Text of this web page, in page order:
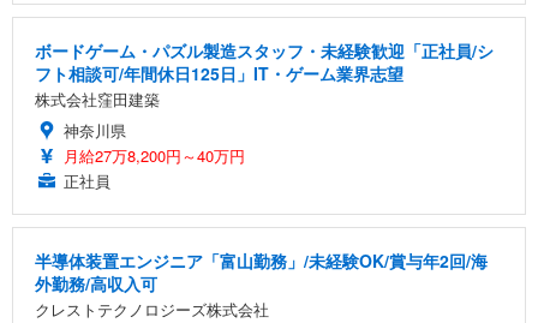
ボードゲーム・パズル製造スタッフ・未経験歓迎「正社員/シ
フト相談可/年間休日125日」IT・ゲーム業界志望
株式会社窪田建築
神奈川県
月給27万8,200円～40万円
正社員
半導体装置エンジニア「富山勤務」/未経験OK/賞与年2回/海
外勤務/高収入可
クレストテクノロジーズ株式会社